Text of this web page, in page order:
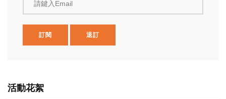
請鍵入Email
訂閱 退訂
活動花絮